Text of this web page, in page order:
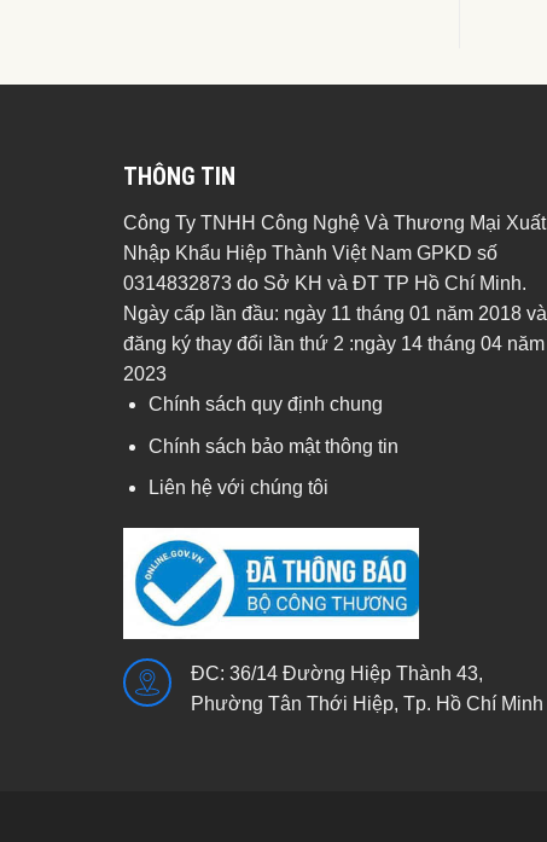
THÔNG TIN
Công Ty TNHH Công Nghệ Và Thương Mại Xuất
Nhập Khẩu Hiệp Thành Việt Nam GPKD số
0314832873 do Sở KH và ĐT TP Hồ Chí Minh.
Ngày cấp lần đầu: ngày 11 tháng 01 năm 2018 và
đăng ký thay đổi lần thứ 2 :ngày 14 tháng 04 năm
2023
Chính sách quy định chung
Chính sách bảo mật thông tin
Liên hệ với chúng tôi
ĐC: 36/14 Đường Hiệp Thành 43,
Phường Tân Thới Hiệp, Tp. Hồ Chí Minh